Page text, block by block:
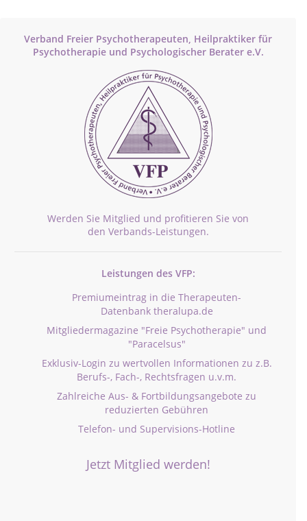
Verband Freier Psychotherapeuten, Heilpraktiker für
Psychotherapie und Psychologischer Berater e.V.
Werden Sie Mitglied und profitieren Sie von
den Verbands-Leistungen.
Leistungen des VFP:
Premiumeintrag in die Therapeuten-
Datenbank theralupa.de
Mitgliedermagazine "Freie Psychotherapie" und
"Paracelsus"
Exklusiv-Login zu wertvollen Informationen zu z.B.
Berufs-, Fach-, Rechtsfragen u.v.m.
Zahlreiche Aus- & Fortbildungsangebote zu
reduzierten Gebühren
Telefon- und Supervisions-Hotline
Jetzt Mitglied werden!